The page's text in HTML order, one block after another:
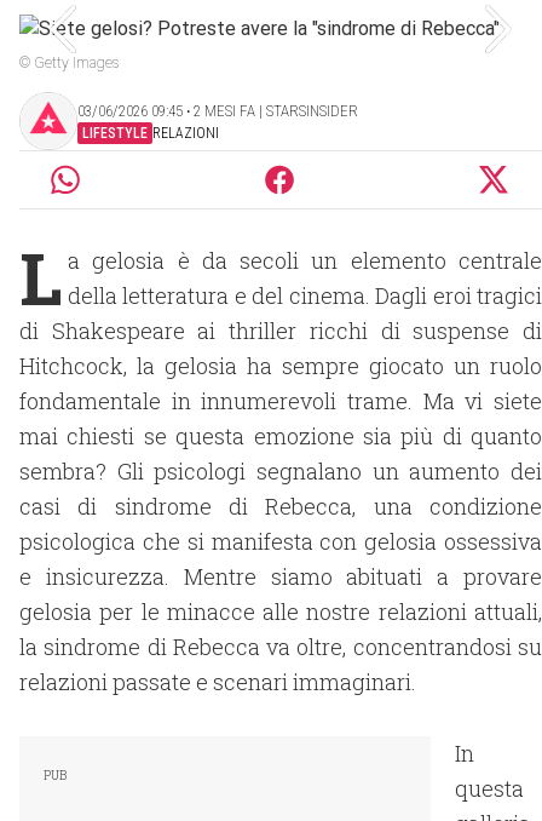
© Getty Images
03/06/2026 09:45 ‧ 2 MESI FA | STARSINSIDER
LIFESTYLE RELAZIONI
L a gelosia è da secoli un elemento centrale
della letteratura e del cinema. Dagli eroi tragici
di Shakespeare ai thriller ricchi di suspense di
Hitchcock, la gelosia ha sempre giocato un ruolo
fondamentale in innumerevoli trame. Ma vi siete
mai chiesti se questa emozione sia più di quanto
sembra? Gli psicologi segnalano un aumento dei
casi di sindrome di Rebecca, una condizione
psicologica che si manifesta con gelosia ossessiva
e insicurezza. Mentre siamo abituati a provare
gelosia per le minacce alle nostre relazioni attuali,
la sindrome di Rebecca va oltre, concentrandosi su
relazioni passate e scenari immaginari.
In
questa